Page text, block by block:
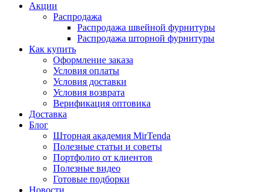
Акции
Распродажа
Распродажа швейной фурнитуры
Распродажа шторной фурнитуры
Как купить
Оформление заказа
Условия оплаты
Условия доставки
Условия возврата
Верификация оптовика
Доставка
Блог
Шторная академия MirTenda
Полезные статьи и советы
Портфолио от клиентов
Полезные видео
Готовые подборки
Новости